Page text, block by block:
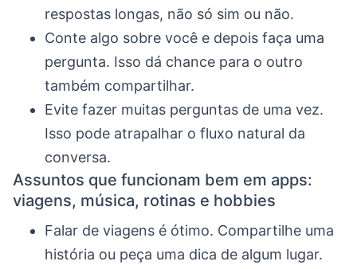
respostas longas, não só sim ou não.
Conte algo sobre você e depois faça uma
pergunta. Isso dá chance para o outro
também compartilhar.
Evite fazer muitas perguntas de uma vez.
Isso pode atrapalhar o fluxo natural da
conversa.
Assuntos que funcionam bem em apps:
viagens, música, rotinas e hobbies
Falar de viagens é ótimo. Compartilhe uma
história ou peça uma dica de algum lugar.